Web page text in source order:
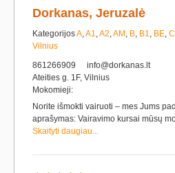
Dorkanas, Jeruzalė
KategorijosA,A1,A2,AM , B, B1, BE, C
Vilnius
861266909
info@dorkanas.lt
Ateities g. 1F, Vilnius
Mokomieji:
Norite išmokti vairuoti – mes Jums
aprašymas: Vairavimo kursai mūsų
Skaityti daugiau...